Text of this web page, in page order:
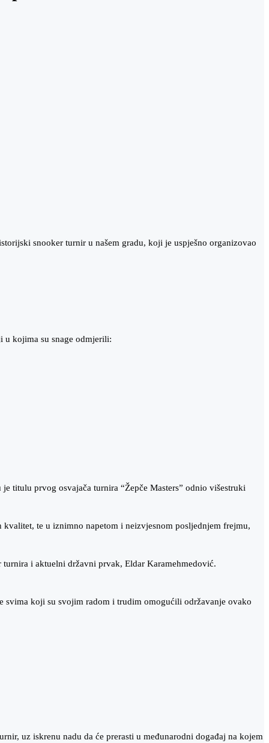
snooker turnir u našem gradu, koji je uspješno organizovao
u kojima su snage odmjerili:
titulu prvog osvajača turnira “Žepče Masters” odnio višestruki
te u iznimno napetom i neizvjesnom posljednjem frejmu,
i aktuelni državni prvak, Eldar Karamehmedović.
koji su svojim radom i trudim omogućili održavanje ovako
uz iskrenu nadu da će prerasti u međunarodni događaj na kojem